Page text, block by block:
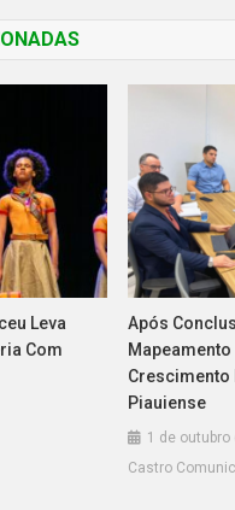
Leva
Com
Após
Crescimento
Piauiense
1 de outubro
Castro